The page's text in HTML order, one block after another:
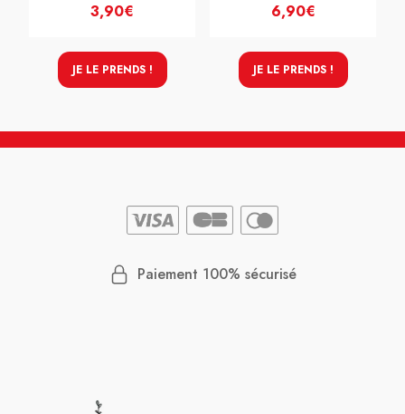
3,90€
JE LE PRENDS !
6,90€
JE LE PRENDS !
Paiement 100% sécurisé